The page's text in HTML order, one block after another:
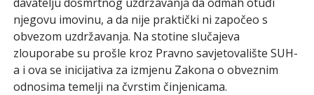
njegovu imovinu, a da nije praktički ni započeo s
obvezom uzdržavanja. Na stotine slučajeva
zlouporabe su prošle kroz Pravno savjetovalište SUH-
a i ova se inicijativa za izmjenu Zakona o obveznim
odnosima temelji na čvrstim činjenicama.